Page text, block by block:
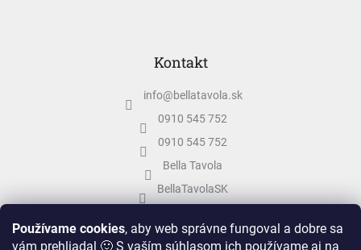
Používame cookies, aby web správne fungoval a dobre sa
vám prehliadal 🙂 S vaším súhlasom ich používame aj na
Kontakt
info@bellatavola.sk
0910 545 752
0910 545 752
Bella Tavola
BellaTavolaSK